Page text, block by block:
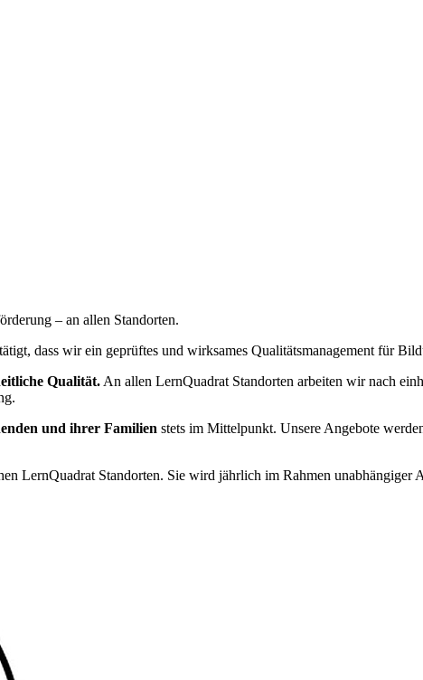
– an allen Standorten.
dass wir ein geprüftes und wirksames Qualitätsmanagement für
Qualität. An allen LernQuadrat Standorten arbeiten wir nach
und ihrer Familien stets im Mittelpunkt. Unsere Angebote
LernQuadrat Standorten. Sie wird jährlich im Rahmen unabhängiger